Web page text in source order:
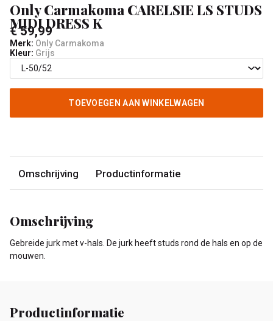
Only Carmakoma CARELSIE LS STUDS
MIDI DRESS K
€ 59,99
Merk: Only Carmakoma
Kleur: Grijs
TOEVOEGEN AAN WINKELWAGEN
Omschrijving Productinformatie
Omschrijving
Gebreide jurk met v-hals. De jurk heeft studs rond de hals en op de
mouwen.
Productinformatie